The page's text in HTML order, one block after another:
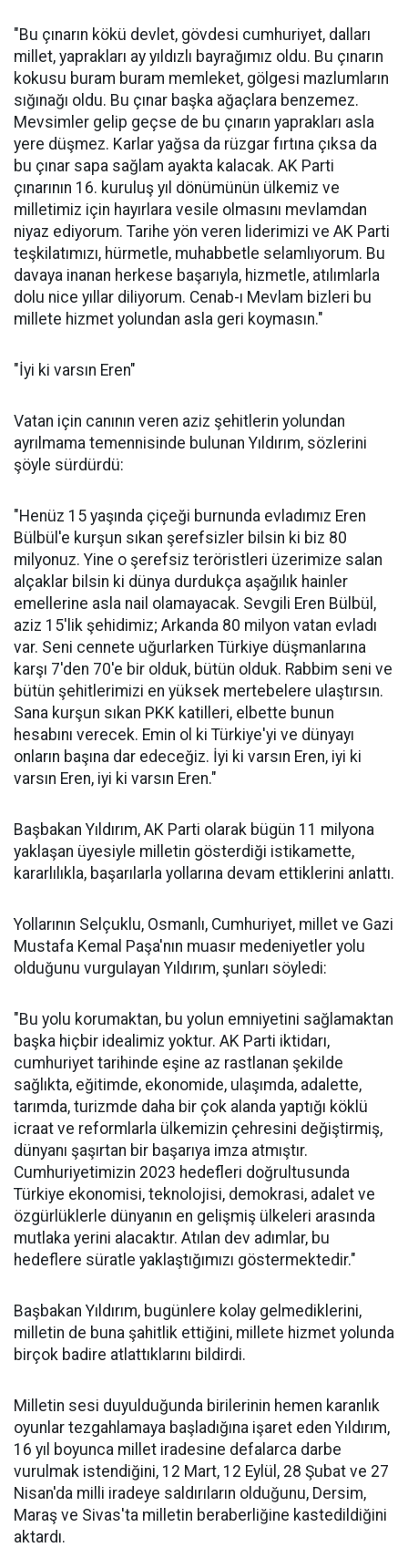
"Bu çınarın kökü devlet, gövdesi cumhuriyet, dalları
millet, yaprakları ay yıldızlı bayrağımız oldu. Bu çınarın
kokusu buram buram memleket, gölgesi mazlumların
sığınağı oldu. Bu çınar başka ağaçlara benzemez.
Mevsimler gelip geçse de bu çınarın yaprakları asla
yere düşmez. Karlar yağsa da rüzgar fırtına çıksa da
bu çınar sapa sağlam ayakta kalacak. AK Parti
çınarının 16. kuruluş yıl dönümünün ülkemiz ve
milletimiz için hayırlara vesile olmasını mevlamdan
niyaz ediyorum. Tarihe yön veren liderimizi ve AK Parti
teşkilatımızı, hürmetle, muhabbetle selamlıyorum. Bu
davaya inanan herkese başarıyla, hizmetle, atılımlarla
dolu nice yıllar diliyorum. Cenab-ı Mevlam bizleri bu
millete hizmet yolundan asla geri koymasın."
"İyi ki varsın Eren"
Vatan için canının veren aziz şehitlerin yolundan
ayrılmama temennisinde bulunan Yıldırım, sözlerini
şöyle sürdürdü:
"Henüz 15 yaşında çiçeği burnunda evladımız Eren
Bülbül'e kurşun sıkan şerefsizler bilsin ki biz 80
milyonuz. Yine o şerefsiz teröristleri üzerimize salan
alçaklar bilsin ki dünya durdukça aşağılık hainler
emellerine asla nail olamayacak. Sevgili Eren Bülbül,
aziz 15'lik şehidimiz; Arkanda 80 milyon vatan evladı
var. Seni cennete uğurlarken Türkiye düşmanlarına
karşı 7'den 70'e bir olduk, bütün olduk. Rabbim seni ve
bütün şehitlerimizi en yüksek mertebelere ulaştırsın.
Sana kurşun sıkan PKK katilleri, elbette bunun
hesabını verecek. Emin ol ki Türkiye'yi ve dünyayı
onların başına dar edeceğiz. İyi ki varsın Eren, iyi ki
varsın Eren, iyi ki varsın Eren."
Başbakan Yıldırım, AK Parti olarak bügün 11 milyona
yaklaşan üyesiyle milletin gösterdiği istikamette,
kararlılıkla, başarılarla yollarına devam ettiklerini anlattı.
Yollarının Selçuklu, Osmanlı, Cumhuriyet, millet ve Gazi
Mustafa Kemal Paşa'nın muasır medeniyetler yolu
olduğunu vurgulayan Yıldırım, şunları söyledi:
"Bu yolu korumaktan, bu yolun emniyetini sağlamaktan
başka hiçbir idealimiz yoktur. AK Parti iktidarı,
cumhuriyet tarihinde eşine az rastlanan şekilde
sağlıkta, eğitimde, ekonomide, ulaşımda, adalette,
tarımda, turizmde daha bir çok alanda yaptığı köklü
icraat ve reformlarla ülkemizin çehresini değiştirmiş,
dünyanı şaşırtan bir başarıya imza atmıştır.
Cumhuriyetimizin 2023 hedefleri doğrultusunda
Türkiye ekonomisi, teknolojisi, demokrasi, adalet ve
özgürlüklerle dünyanın en gelişmiş ülkeleri arasında
mutlaka yerini alacaktır. Atılan dev adımlar, bu
hedeflere süratle yaklaştığımızı göstermektedir."
Başbakan Yıldırım, bugünlere kolay gelmediklerini,
milletin de buna şahitlik ettiğini, millete hizmet yolunda
birçok badire atlattıklarını bildirdi.
Milletin sesi duyulduğunda birilerinin hemen karanlık
oyunlar tezgahlamaya başladığına işaret eden Yıldırım,
16 yıl boyunca millet iradesine defalarca darbe
vurulmak istendiğini, 12 Mart, 12 Eylül, 28 Şubat ve 27
Nisan'da milli iradeye saldırıların olduğunu, Dersim,
Maraş ve Sivas'ta milletin beraberliğine kastedildiğini
aktardı.